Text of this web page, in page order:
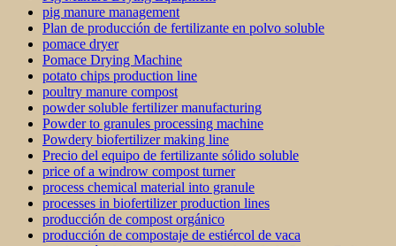
pig manure management
Plan de producción de fertilizante en polvo soluble
pomace dryer
Pomace Drying Machine
potato chips production line
poultry manure compost
powder soluble fertilizer manufacturing
Powder to granules processing machine
Powdery biofertilizer making line
Precio del equipo de fertilizante sólido soluble
price of a windrow compost turner
process chemical material into granule
processes in biofertilizer production lines
producción de compost orgánico
producción de compostaje de estiércol de vaca